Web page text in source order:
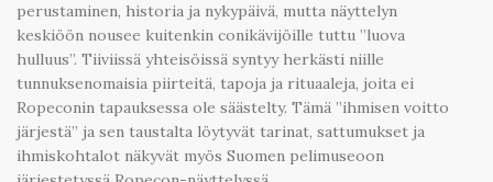
perustaminen, historia ja nykypäivä, mutta näyttelyn
keskiöön nousee kuitenkin conikävijöille tuttu ”luova
hulluus”. Tiiviissä yhteisöissä syntyy herkästi niille
tunnuksenomaisia piirteitä, tapoja ja rituaaleja, joita ei
Ropeconin tapauksessa ole säästelty. Tämä ”ihmisen voitto
järjestä” ja sen taustalta löytyvät tarinat, sattumukset ja
ihmiskohtalot näkyvät myös Suomen pelimuseoon